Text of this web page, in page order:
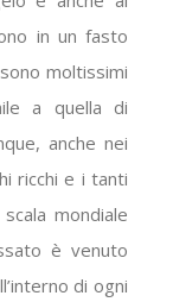
in un fasto
moltissimi
a quella di
anche nei
ricchi e i tanti
mondiale
è venuto
di ogni